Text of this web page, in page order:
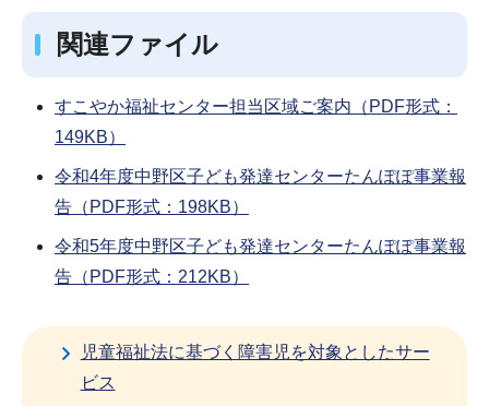
関連ファイル
すこやか福祉センター担当区域ご案内（PDF形式：
149KB）
令和4年度中野区子ども発達センターたんぽぽ事業報
告（PDF形式：198KB）
令和5年度中野区子ども発達センターたんぽぽ事業報
告（PDF形式：212KB）
児童福祉法に基づく障害児を対象としたサー
ビス